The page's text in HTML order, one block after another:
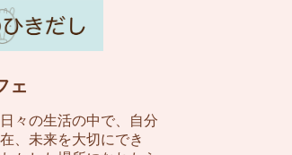
ェ
々の生活の中で、自分
、未来を大切にでき